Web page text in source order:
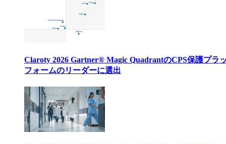
Claroty 2026 Gartner® Magic QuadrantのCPS保護プラ
フォームのリーダーに選出